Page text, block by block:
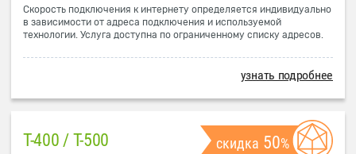
Скорость подключения к интернету определяется индивидуально
в зависимости от адреса подключения и используемой
технологии. Услуга доступна по ограниченному списку адресов.
узнать подробнее
T-400 / T-500 скидка 50%